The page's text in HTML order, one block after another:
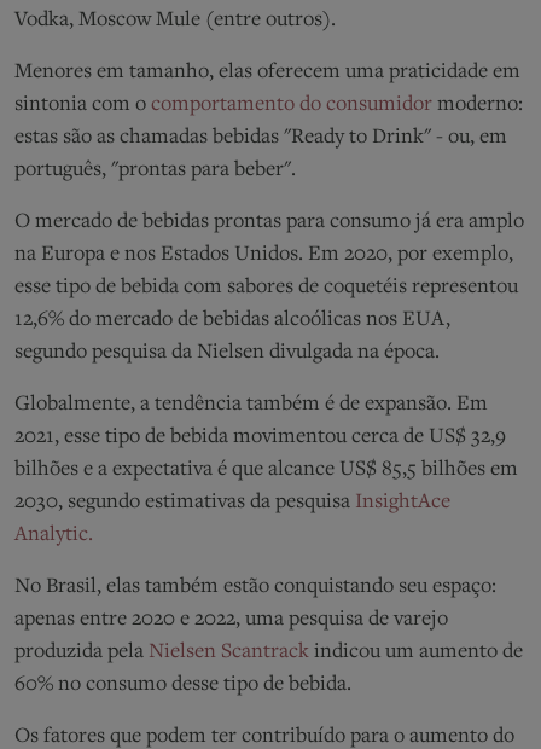
Vodka, Moscow Mule (entre outros).
Menores em tamanho, elas oferecem uma praticidade em
sintonia com o comportamento do consumidor moderno:
estas são as chamadas bebidas "Ready to Drink" - ou, em
português, "prontas para beber".
O mercado de bebidas prontas para consumo já era amplo
na Europa e nos Estados Unidos. Em 2020, por exemplo,
esse tipo de bebida com sabores de coquetéis representou
12,6% do mercado de bebidas alcoólicas nos EUA,
segundo pesquisa da Nielsen divulgada na época.
Globalmente, a tendência também é de expansão. Em
2021, esse tipo de bebida movimentou cerca de US$ 32,9
bilhões e a expectativa é que alcance US$ 85,5 bilhões em
2030, segundo estimativas da pesquisa InsightAce
Analytic.
No Brasil, elas também estão conquistando seu espaço:
apenas entre 2020 e 2022, uma pesquisa de varejo
produzida pela Nielsen Scantrack indicou um aumento de
60% no consumo desse tipo de bebida.
Os fatores que podem ter contribuído para o aumento do